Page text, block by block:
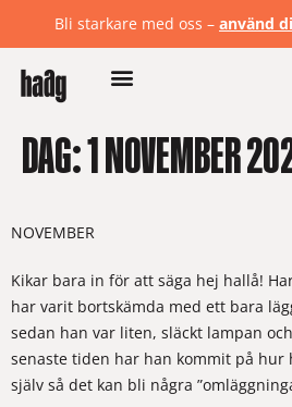
Bli starkare med oss – använd
DAG:1 NOVEMBER
NOVEMBER
Kikar bara in för att säga hej hallå!
har varit bortskämda med ett bara
sedan han var liten, släckt lampan
senaste tiden har han kommit på hur
själv så det kan bli några